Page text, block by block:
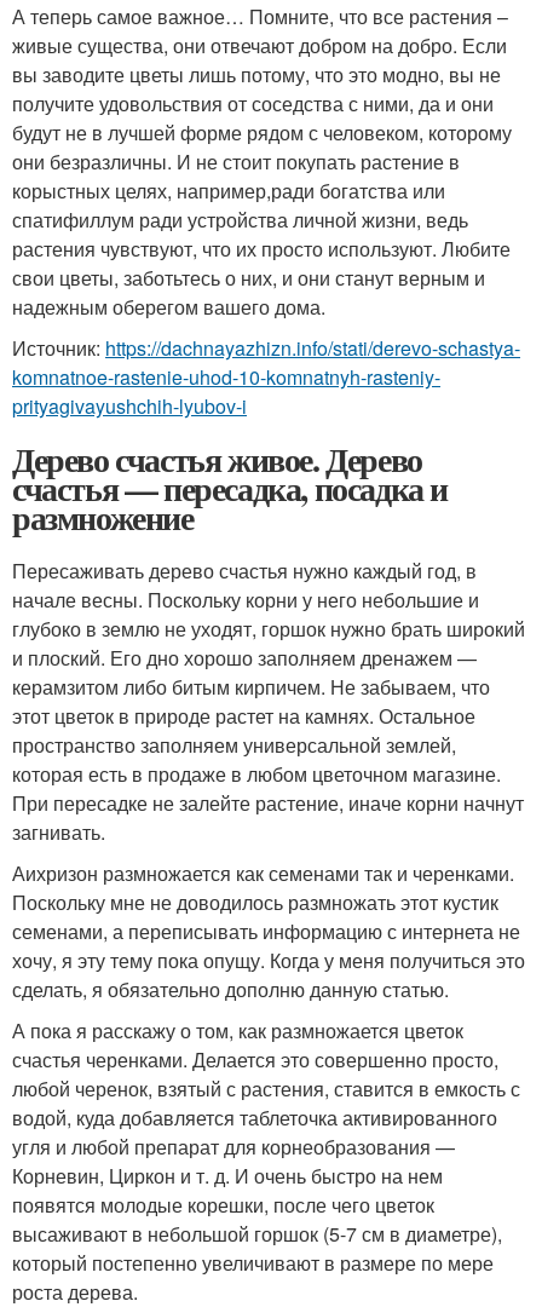
А теперь самое важное… Помните, что все растения –
живые существа, они отвечают добром на добро. Если
вы заводите цветы лишь потому, что это модно, вы не
получите удовольствия от соседства с ними, да и они
будут не в лучшей форме рядом с человеком, которому
они безразличны. И не стоит покупать растение в
корыстных целях, например,ради богатства или
спатифиллум ради устройства личной жизни, ведь
растения чувствуют, что их просто используют. Любите
свои цветы, заботьтесь о них, и они станут верным и
надежным оберегом вашего дома.
Источник: https://dachnayazhizn.info/stati/derevo-schastya-
komnatnoe-rastenie-uhod-10-komnatnyh-rasteniy-
prityagivayushchih-lyubov-i
Дерево счастья живое. Дерево
счастья — пересадка, посадка и
размножение
Пересаживать дерево счастья нужно каждый год, в
начале весны. Поскольку корни у него небольшие и
глубоко в землю не уходят, горшок нужно брать широкий
и плоский. Его дно хорошо заполняем дренажем —
керамзитом либо битым кирпичем. Не забываем, что
этот цветок в природе растет на камнях. Остальное
пространство заполняем универсальной землей,
которая есть в продаже в любом цветочном магазине.
При пересадке не залейте растение, иначе корни начнут
загнивать.
Аихризон размножается как семенами так и черенками.
Поскольку мне не доводилось размножать этот кустик
семенами, а переписывать информацию с интернета не
хочу, я эту тему пока опущу. Когда у меня получиться это
сделать, я обязательно дополню данную статью.
А пока я расскажу о том, как размножается цветок
счастья черенками. Делается это совершенно просто,
любой черенок, взятый с растения, ставится в емкость с
водой, куда добавляется таблеточка активированного
угля и любой препарат для корнеобразования —
Корневин, Циркон и т. д. И очень быстро на нем
появятся молодые корешки, после чего цветок
высаживают в небольшой горшок (5-7 см в диаметре),
который постепенно увеличивают в размере по мере
роста дерева.